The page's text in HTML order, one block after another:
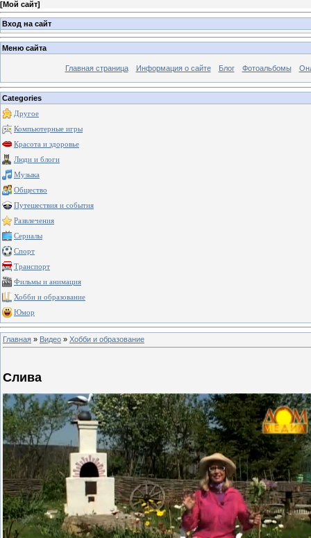
[Мой сайт]
Вход на сайт
Меню сайта
Главная страница Информация о сайте Блог Фотоальбомы
Categories
Другое
Компьютерные игры
Красота и здоровье
Люди и блоги
Музыка
Общество
Путешествия и события
Развлечения
Сериалы
Спорт
Транспорт
Фильмы и анимация
Хобби и образование
Юмор
Главная » Видео » Хобби и образование
Слива